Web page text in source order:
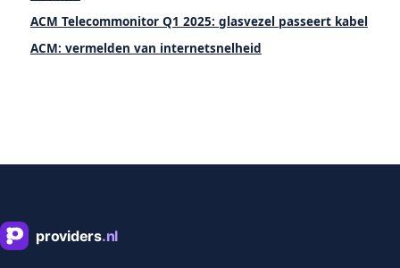
ACM Telecommonitor Q1 2025: glasvezel passeert kabel
ACM: vermelden van internetsnelheid